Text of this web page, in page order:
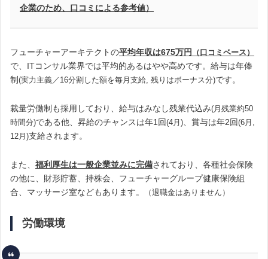
企業のため、口コミによる参考値）
フューチャーアーキテクトの平均年収は675万円 （口コミベース）
で、ITコンサル業界では平均的あるはやや高めです。 給与は年俸
制 (実力主義／16分割した額を毎月支給, 残りはボーナス分)です。
裁量労働制も採用しており、給与はみなし残業代込み(月残業約50
時間分)である他、昇給のチャンスは年1回(4月) 、賞与は年2回(6月,
12月)支給されます。
また、 福利厚生は一般企業並みに完備されており、各種社会保険
の他に、財形貯蓄、持株会、フューチャーグループ健康保険組
合、マッサージ室などもあります。
（退職金はありません）
労働環境